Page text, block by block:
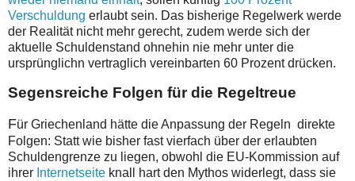
Verschuldung erlaubt sein. Das bisherige Regelwerk werde
der Realität nicht mehr gerecht, zudem werde sich der
aktuelle Schuldenstand ohnehin nie mehr unter die
ursprünglichn vertraglich vereinbarten 60 Prozent drücken.
Segensreiche Folgen für die Regeltreue
Für Griechenland hätte die Anpassung der Regeln direkte
Folgen: Statt wie bisher fast vierfach über der erlaubten
Schuldengrenze zu liegen, obwohl die EU-Kommission auf
ihrer Internetseite knall hart den Mythos widerlegt, dass sie